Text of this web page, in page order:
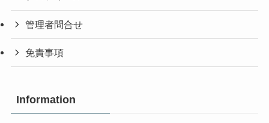
管理者問合せ
免責事項
Information